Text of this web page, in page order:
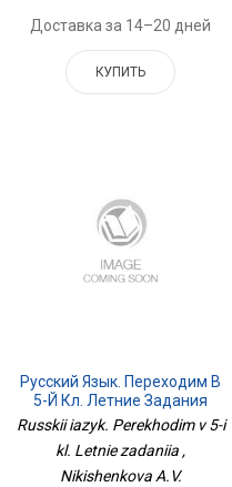
Доставка за 14–20 дней
КУПИТЬ
Русский Язык. Переходим В
5-Й Кл. Летние Задания
Russkii iazyk. Perekhodim v 5-i
kl. Letnie zadaniia ,
Nikishenkova A.V.